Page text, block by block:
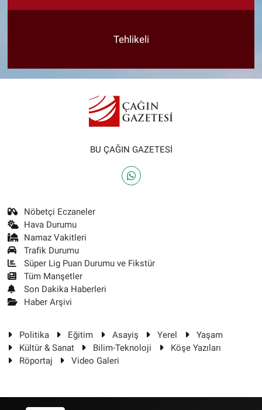
Tehlikeli
BU ÇAĞIN GAZETESİ
Nöbetçi Eczaneler
Hava Durumu
Namaz Vakitleri
Trafik Durumu
Süper Lig Puan Durumu ve Fikstür
Tüm Manşetler
Son Dakika Haberleri
Haber Arşivi
Politika Eğitim Asayiş Yerel
Yaşam
Kültür & Sanat
Bilim-Teknoloji
Köşe Yazıları
Röportaj
Video Galeri